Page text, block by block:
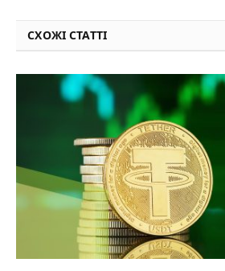
СХОЖІ СТАТТІ